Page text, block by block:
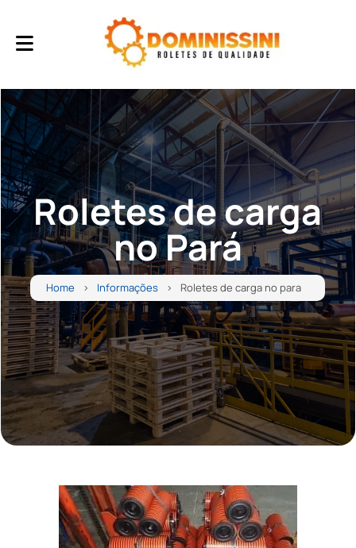
Roletes de carga
no Pará
Home Informações Roletes de carga no para